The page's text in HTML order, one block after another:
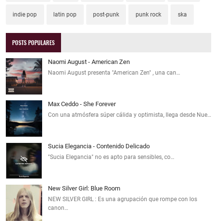
indie pop latin pop post-punk punk rock ska
POSTS POPULARES
Naomi August - American Zen
Naomi August presenta "American Zen" , una can…
Max Ceddo - She Forever
Con una atmósfera súper cálida y optimista, llega desde Nue…
Sucia Elegancia - Contenido Delicado
"Sucia Elegancia" no es apto para sensibles, co…
New Silver Girl: Blue Room
NEW SILVER GIRL : Es una agrupación que rompe con los
canon…